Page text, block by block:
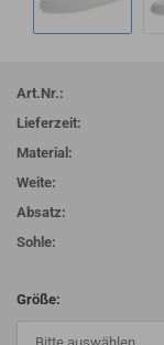
Art.Nr.:
Lieferzeit:
Material:
Weite:
Absatz:
Sohle:
Größe: